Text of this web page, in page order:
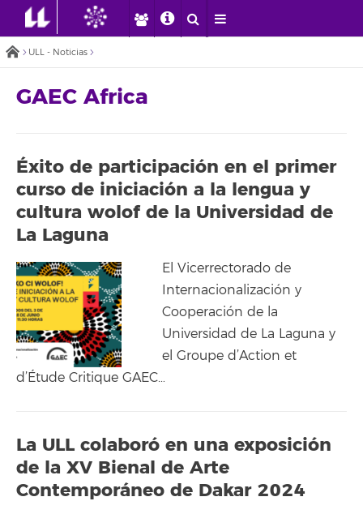
ULL - Noticias
GAEC Africa
Éxito de participación en el primer
curso de iniciación a la lengua y
cultura wolof de la Universidad de
La Laguna
El Vicerrectorado de
Internacionalización y
Cooperación de la
Universidad de La Laguna y
el Groupe d’Action et
d’Étude Critique GAEC…
La ULL colaboró en una exposición
de la XV Bienal de Arte
Contemporáneo de Dakar 2024